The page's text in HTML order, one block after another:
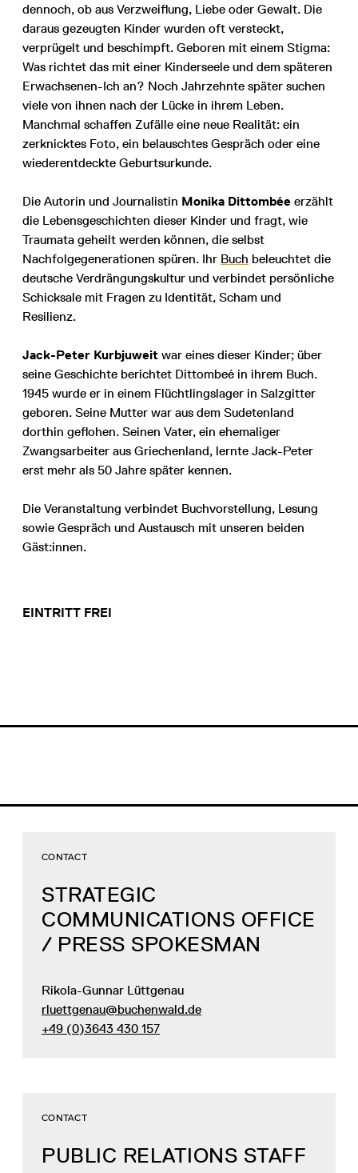
dennoch, ob aus Verzweiflung, Liebe oder Gewalt. Die
daraus gezeugten Kinder wurden oft versteckt,
verprügelt und beschimpft. Geboren mit einem Stigma:
Was richtet das mit einer Kinderseele und dem späteren
Erwachsenen-Ich an? Noch Jahrzehnte später suchen
viele von ihnen nach der Lücke in ihrem Leben.
Manchmal schaffen Zufälle eine neue Realität: ein
zerknicktes Foto, ein belauschtes Gespräch oder eine
wiederentdeckte Geburtsurkunde.
Die Autorin und Journalistin Monika Dittombée erzählt
die Lebensgeschichten dieser Kinder und fragt, wie
Traumata geheilt werden können, die selbst
Nachfolgegenerationen spüren. Ihr Buch beleuchtet die
deutsche Verdrängungskultur und verbindet persönliche
Schicksale mit Fragen zu Identität, Scham und
Resilienz.
Jack-Peter Kurbjuweit war eines dieser Kinder; über
seine Geschichte berichtet Dittombeé in ihrem Buch.
1945 wurde er in einem Flüchtlingslager in Salzgitter
geboren. Seine Mutter war aus dem Sudetenland
dorthin geflohen. Seinen Vater, ein ehemaliger
Zwangsarbeiter aus Griechenland, lernte Jack-Peter
erst mehr als 50 Jahre später kennen.
Die Veranstaltung verbindet Buchvorstellung, Lesung
sowie Gespräch und Austausch mit unseren beiden
Gäst:innen.
EINTRITT FREI
STRATEGIC
COMMUNICATIONS OFFICE
/ PRESS SPOKESMAN
CONTACT
Rikola-Gunnar Lüttgenau
rluettgenau@buchenwald.de
+49 (0)3643 430 157
PUBLIC RELATIONS STAFF
CONTACT